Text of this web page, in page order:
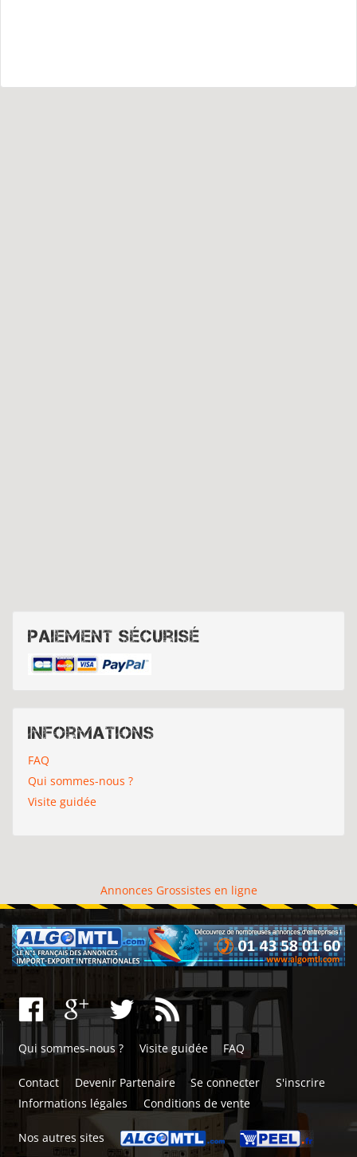
Paiement sécurisé
Informations
FAQ
Qui sommes-nous ?
Visite guidée
Annonces Grossistes en ligne
Qui sommes-nous ? Visite guidée FAQ
Contact Devenir Partenaire Se connecter
S'inscrire
Informations légales
Conditions de vente
Nos autres sites